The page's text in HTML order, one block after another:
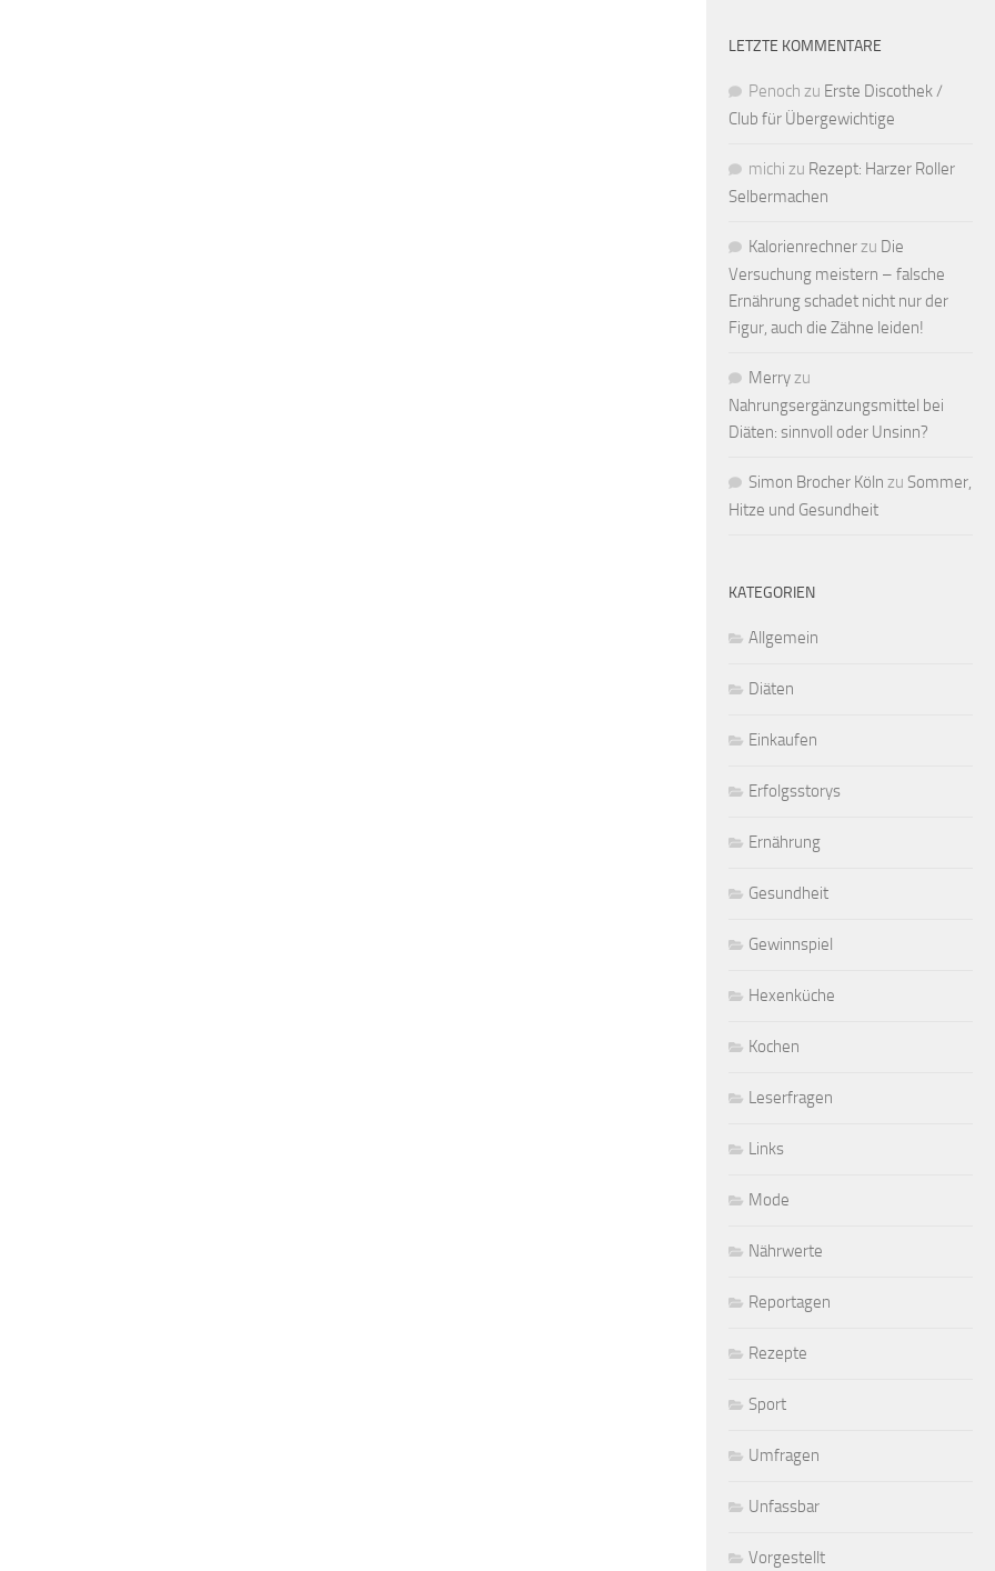
LETZTE KOMMENTARE
Penoch zu Erste Discothek /
Club für Übergewichtige
michi zu Rezept: Harzer Roller
Selbermachen
Kalorienrechnerzu Die
Versuchung meistern – falsche
Ernährung schadet nicht nur der
Figur, auch die Zähne leiden!
Merryzu
Nahrungsergänzungsmittel bei
Diäten: sinnvoll oder Unsinn?
Simon Brocher Köln zu Sommer,
Hitze und Gesundheit
KATEGORIEN
Allgemein
Diäten
Einkaufen
Erfolgsstorys
Ernährung
Gesundheit
Gewinnspiel
Hexenküche
Kochen
Leserfragen
Links
Mode
Nährwerte
Reportagen
Rezepte
Sport
Umfragen
Unfassbar
Vorgestellt